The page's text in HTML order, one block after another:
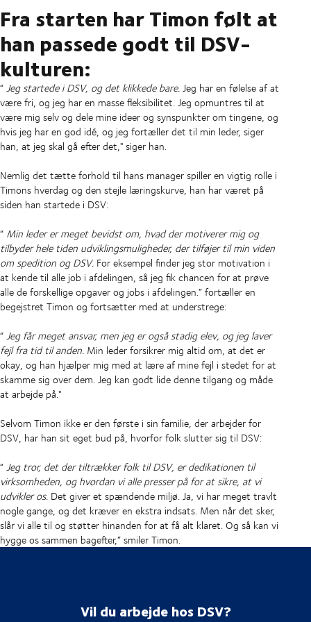
Fra starten har Timon følt at
han passede godt til DSV-
kulturen:
“Jeg startede i DSV, og det klikkede bare.Jeg har en følelse af at
være fri, og jeg har en masse fleksibilitet. Jeg opmuntres til at
være mig selv og dele mine ideer og synspunkter om tingene, og
hvis jeg har en god idé, og jeg fortæller det til min leder, siger
han, at jeg skal gå efter det," siger han.
Nemlig det tætte forhold til hans manager spiller en vigtig rolle i
Timons hverdag og den stejle læringskurve, han har været på
siden han startede i DSV:
“ Min leder er meget bevidst om, hvad der motiverer mig og
tilbyder hele tiden udviklingsmuligheder, der tilføjer til min viden
om spedition og DSV. For eksempel finder jeg stor motivation i
at kende til alle job i afdelingen, så jeg fik chancen for at prøve
alle de forskellige opgaver og jobs i afdelingen.” fortæller en
begejstret Timon og fortsætter med at understrege:
“Jeg får meget ansvar, men jeg er også stadig elev, og jeg laver
fejl fra tid til anden. Min leder forsikrer mig altid om, at det er
okay, og han hjælper mig med at lære af mine fejl i stedet for at
skamme sig over dem. Jeg kan godt lide denne tilgang og måde
at arbejde på."
Selvom Timon ikke er den første i sin familie, der arbejder for
DSV, har han sit eget bud på, hvorfor folk slutter sig til DSV:
“Jeg tror, det der tiltrækker folk til DSV, er dedikationen til
virksomheden, og hvordan vi alle presser på for at sikre, at vi
udvikler os. Det giver et spændende miljø. Ja, vi har meget travlt
nogle gange, og det kræver en ekstra indsats. Men når det sker,
slår vi alle til og støtter hinanden for at få alt klaret. Og så kan vi
hygge os sammen bagefter,” smiler Timon.
Vil du arbejde hos DSV?